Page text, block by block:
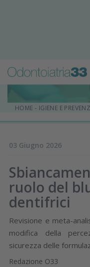
HOME - IGIENE E
03 Giugno 2026
ruolo del
dentifrici
Revisione e meta-
modifica della
sicurezza delle
Redazione O33